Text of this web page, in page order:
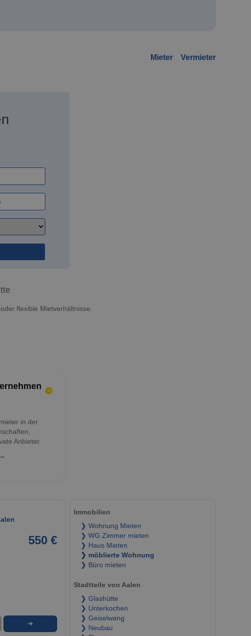
Mieter Vermieter
flexible Mietverhältnisse.
in der
Anbieter.
550 €
➜
Immobilien
❯ Wohnung Mieten
❯ WG Zimmer mieten
❯ Haus Mieten
❯ möblierte Wohnung
❯ Büro mieten
Stadtteile von Aalen
❯ Glashütte
❯ Unterkochen
❯ Geiselwang
❯ Neubau